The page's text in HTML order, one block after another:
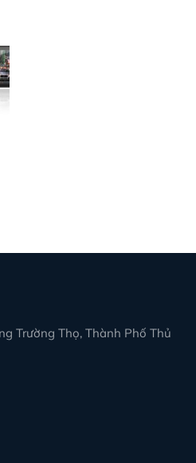
Trường Thọ, Thành Phố Thủ